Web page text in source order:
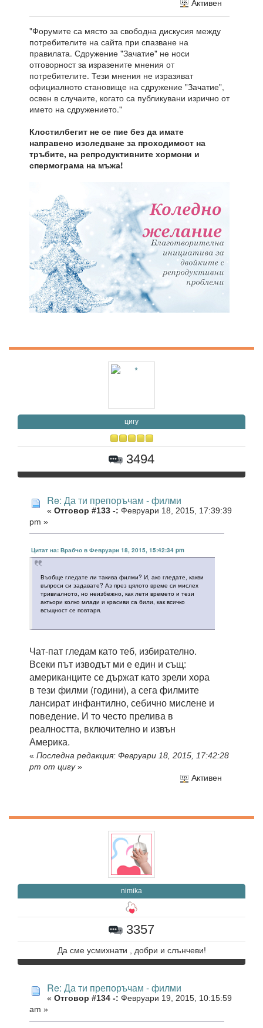
Активен
"Форумите са място за свободна дискусия между
потребителите на сайта при спазване на
правилата. Сдружение "Зачатие" не носи
отговорност за изразените мнения от
потребителите. Тези мнения не изразяват
официалното становище на сдружение "Зачатие",
освен в случаите, когато са публикувани изрично от
името на сдружението."
Клостилбегит не се пие без да имате
направено изследване за проходимост на
тръбите, на репродуктивните хормони и
спермограма на мъжа!
цигу
3494
Re: Да ти препоръчам - филми
« Отговор #133 -: Февруари 18, 2015, 17:39:39
pm »
Цитат на: Врабчо в Февруари 18, 2015, 15:42:34 pm
Въобще гледате ли такива филми? И, ако гледате, какви
въпроси си задавате? Аз през цялото време си мислех
тривиалното, но неизбежно, как лети времето и тези
актьори колко млади и красиви са били, как всичко
всъщност се повтаря.
Чат-пат гледам като теб, избирателно.
Всеки път изводът ми е един и същ:
американците се държат като зрели хора
в тези филми (години), а сега филмите
лансират инфантилно, себично мислене и
поведение. И то често прелива в
реалността, включително и извън
Америка.
« Последна редакция: Февруари 18, 2015, 17:42:28
pm от цигу»
Активен
nimika
3357
Да сме усмихнати , добри и слънчеви!
Re: Да ти препоръчам - филми
« Отговор #134 -: Февруари 19, 2015, 10:15:59
am »